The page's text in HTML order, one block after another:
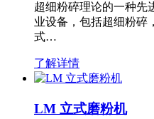
超细粉碎理论的一种先
业设备，包括超细粉碎
式…
了解详情
LM 立式磨粉机